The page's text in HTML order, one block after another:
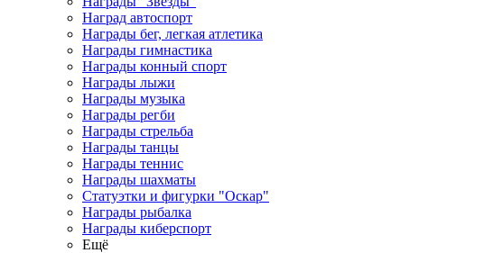
Наград автоспорт
Награды бег, легкая атлетика
Награды гимнастика
Награды конный спорт
Награды лыжи
Награды музыка
Награды регби
Награды стрельба
Награды танцы
Награды теннис
Награды шахматы
Статуэтки и фигурки "Оскар"
Награды рыбалка
Награды киберспорт
Ещё